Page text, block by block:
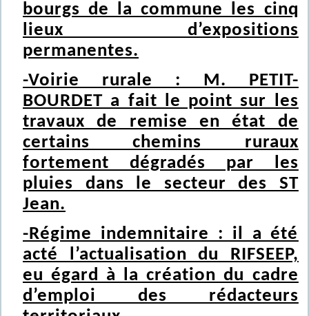
bourgs de la commune les cinq
lieux d’expositions
permanentes.
-Voirie rurale : M. PETIT-
BOURDET a fait le point sur les
travaux de remise en état de
certains chemins ruraux
fortement dégradés par les
pluies dans le secteur des ST
Jean.
-Régime indemnitaire : il a été
acté l’actualisation du RIFSEEP,
eu égard à la création du cadre
d’emploi des rédacteurs